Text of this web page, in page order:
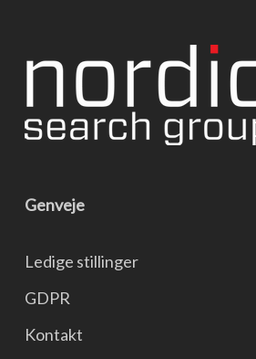
Genveje
Ledige stillinger
GDPR
Kontakt